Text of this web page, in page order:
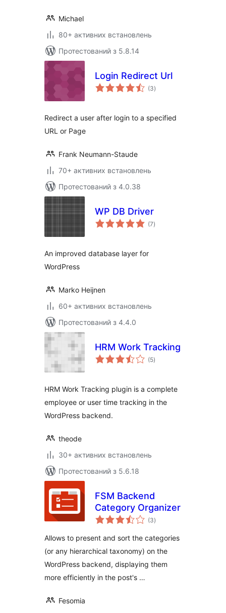
Michael
80+ активних встановлень
Протестований з 5.8.14
Login Redirect Url
(3загальний
рейтинг
)
Redirect a user after login to a specified
URL or Page
Frank Neumann-Staude
70+ активних встановлень
Протестований з 4.0.38
WP DB Driver
(7загальний
рейтинг
)
An improved database layer for
WordPress
Marko Heijnen
60+ активних встановлень
Протестований з 4.4.0
HRM Work Tracking
(5загальний
рейтинг
)
HRM Work Tracking plugin is a complete
employee or user time tracking in the
WordPress backend.
theode
30+ активних встановлень
Протестований з 5.6.18
FSM Backend
Category Organizer
(3загальний
рейтинг
)
Allows to present and sort the categories
(or any hierarchical taxonomy) on the
WordPress backend, displaying them
more efficiently in the post's …
Fesomia